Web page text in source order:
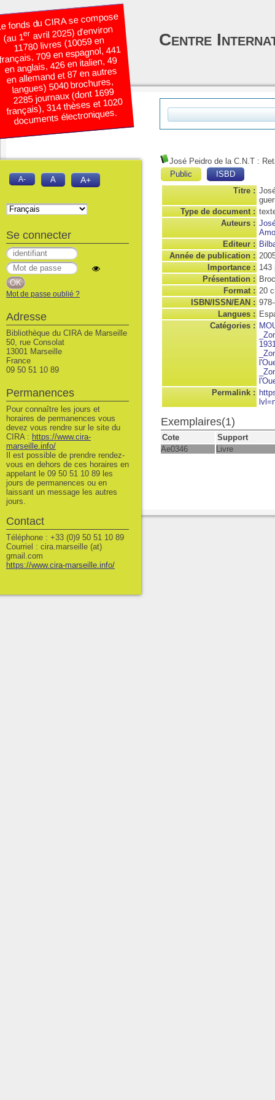
José Peidro de la C.N.T :
Public
ISBD
Titre :
Type de document :
Auteurs :
Editeur :
Année de publication :
Importance : 143
Présentation :
Format : 20
ISBN/ISSN/EAN :
Langues :
Catégories :
Permalink :
Exemplaires(1)
Cote
Support
Ae0346
Livre
fonds du CIRA se compose
(au 1eravril 2025) d’environ
11780 livres (10059 en
709 en espagnol, 441
en anglais, 426 en italien, 49
en allemand et 87 en autres
langues) 5040 brochures,
2285 journaux (dont 1699
français), 314 thèses et 1020
documents électroniques.
Centre
A- A A+
Se connecter
Mot de passe oublié ?
Adresse
Bibliothèque du CIRA de Marseille
50, rue Consolat
13001 Marseille
France
09 50 51 10 89
Permanences
Pour connaître les jours et
horaires de permanences vous
devez vous rendre sur le site du
CIRA : https://www.cira-
marseille.info/
Il est possible de prendre rendez-
vous en dehors de ces horaires en
appelant le 09 50 51 10 89 les
jours de permanences ou en
laissant un message les autres
jours.
Contact
Téléphone : +33 (0)9 50 51 10 89
Courriel : cira.marseille (at)
gmail.com
https://www.cira-marseille.info/